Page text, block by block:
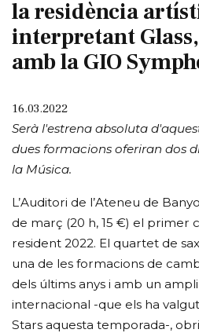
la residència
interpretant
amb la GIO
16.03.2022
Serà l'estrena absoluta
dues formacions oferiran dos
la Música.
L’Auditori de l’Ateneu de
de març (20 h, 15 €) el primer
resident 2022. El quartet de
una de les formacions de
dels últims anys i amb un
internacional -que els ha
Stars aquesta temporada-,